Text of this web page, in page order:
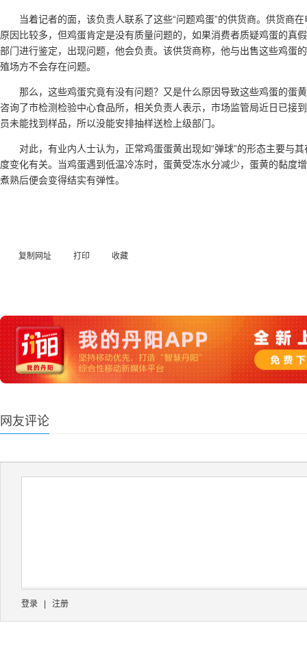
当着记者的面，该负责人联系了这些“问题鸡蛋”的供货商。供货商
原因比较多，但鸡蛋肯定是没有质量问题的，如果消费者质疑鸡蛋的真
部门进行鉴定，出现问题，他会负责。该供货商称，他与出售这些鸡蛋
殖场方不会存在问题。
那么，这些鸡蛋究竟有没有问题？又是什么原因导致这些鸡蛋的蛋
咨询了市检测检验中心食品所，相关负责人表示，市场监管局近日已接
员未能找到样品，所以没能安排抽样送检上级部门。
对此，有业内人士认为，正常鸡蛋蛋黄出现如“弹球”的形态主要与
度变化有关。当鸡蛋遇到低温冷冻时，蛋黄受冻水分减少，蛋黄的黏度
煮熟后便会变得结实有弹性。
复制网址 打印 收藏
网友评论
登录 | 注册